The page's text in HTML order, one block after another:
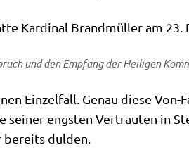
Kar­di­nal Brand­mül­ler am 23.
und den Emp­fang der Hei­li­gen
Ein­zel­fall. Genau die­se Von-
sei­ner eng­sten Ver­trau­ten in
bereits dulden.